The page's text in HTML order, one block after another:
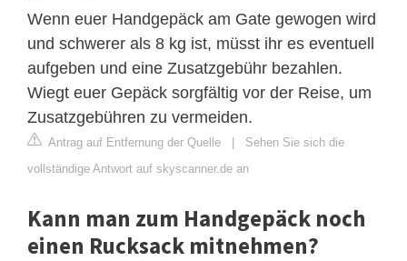
Wenn euer Handgepäck am Gate gewogen wird
und schwerer als 8 kg ist, müsst ihr es eventuell
aufgeben und eine Zusatzgebühr bezahlen.
Wiegt euer Gepäck sorgfältig vor der Reise, um
Zusatzgebühren zu vermeiden.
Antrag auf Entfernung der Quelle | Sehen Sie sich die
vollständige Antwort auf skyscanner.de an
Kann man zum Handgepäck noch
einen Rucksack mitnehmen?